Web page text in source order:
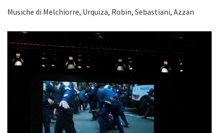
Musiche di Melchiorre, Urquiza, Robin, Sebastiani, Azzan